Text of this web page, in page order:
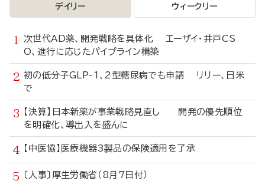
デイリー ウィークリー
次世代AD薬、開発戦略を具体化 エーザイ・井戸CS
O、進行に応じたパイプライン構築
初の低分子GLP-1、2型糖尿病でも申請 リリー、日米
で
【決算】日本新薬が事業戦略見直し 開発の優先順位
を明確化、導出入を盛んに
【中医協】医療機器3製品の保険適用を了承
〔人事〕厚生労働省（8月7日付）